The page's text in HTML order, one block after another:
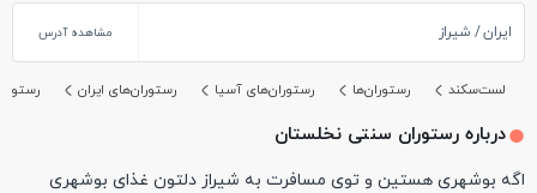
ایران شیراز مشاهده آدرس
لست‌سکند رستوران‌ها رستوران‌های آسیا رستوران‌های ایران
درباره رستوران سنتی نخلستان
اگه بوشهری هستین و توی مسافرت به شیراز دلتون غذای بوشهری